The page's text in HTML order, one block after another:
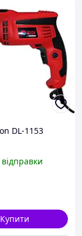
DL-1153
Купити